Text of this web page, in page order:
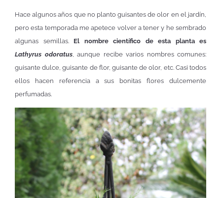
Hace algunos años que no planto guisantes de olor en el jardín,
pero esta temporada me apetece volver a tener y he sembrado
algunas semillas. El nombre científico de esta planta es
Lathyrus odoratus, aunque recibe varios nombres comunes:
guisante dulce, guisante de flor, guisante de olor, etc. Casi todos
ellos hacen referencia a sus bonitas flores dulcemente
perfumadas.